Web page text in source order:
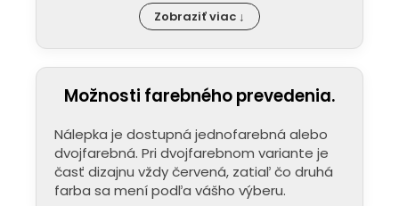
Jednoduchá aplikácia: Nalepenie
našej nálepky zvládne každý. Ku každej
sprievodcu na našomYouTube.
nálepky sú pripravené na náročné
vonkajšie podmienky. Používame
prémiové fólie, ktoré si dlhodobo
zachovávajú svoju kvalitu aj pri
pravidelnej údržbe či návšteve
Zobraziť viac ↓
Možnosti farebného prevedenia.
Nálepka je dostupná jednofarebná alebo
dvojfarebná. Pri dvojfarebnom variante je
časť dizajnu vždy červená, zatiaľ čo druhá
farba sa mení podľa vášho výberu.